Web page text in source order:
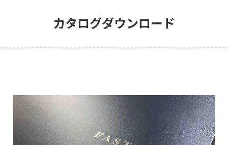
カタログダウンロード